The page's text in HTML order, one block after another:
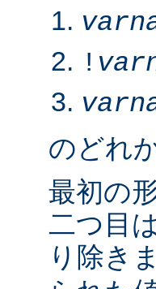
!
のどれ
最初の
二つ目
り除き